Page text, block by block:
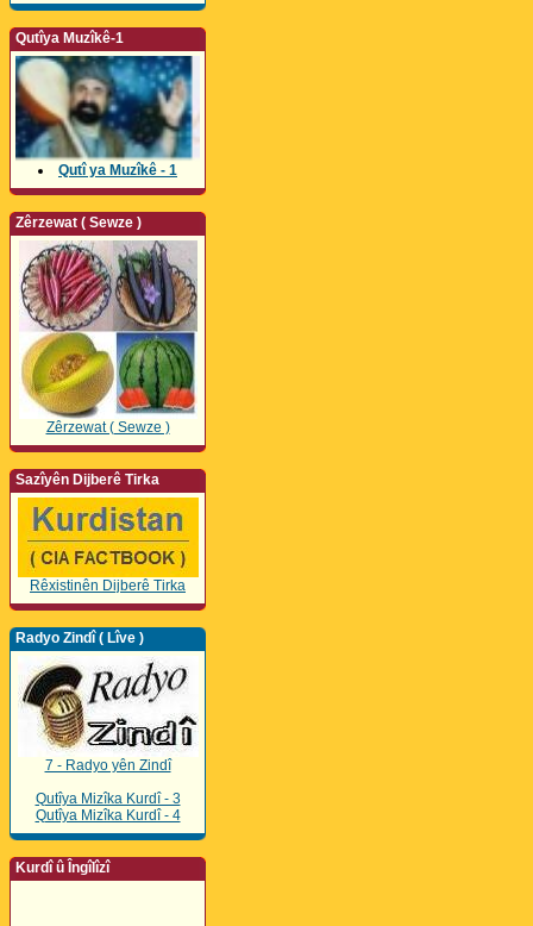
Qutîya Muzîkê-1
Qutî ya Muzîkê - 1
Zêrzewat ( Sewze )
Zêrzewat ( Sewze )
Sazîyên Dijberê Tirka
Rêxistinên Dijberê Tirka
Radyo Zindî ( Lîve )
7 - Radyo yên Zindî
Qutîya Mizîka Kurdî - 3
Qutîya Mizîka Kurdî - 4
Kurdî û Îngîlîzî